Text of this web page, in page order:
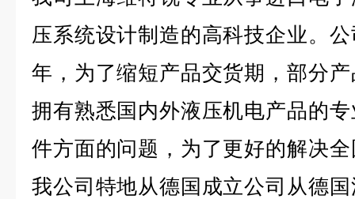
压系统设计制造的高科技企业。
年，为了缩短产品交货期，部分
拥有熟悉国内外液压机电产品的
件方面的问题，为了更好的解决
我公司特地从德国成立公司从德